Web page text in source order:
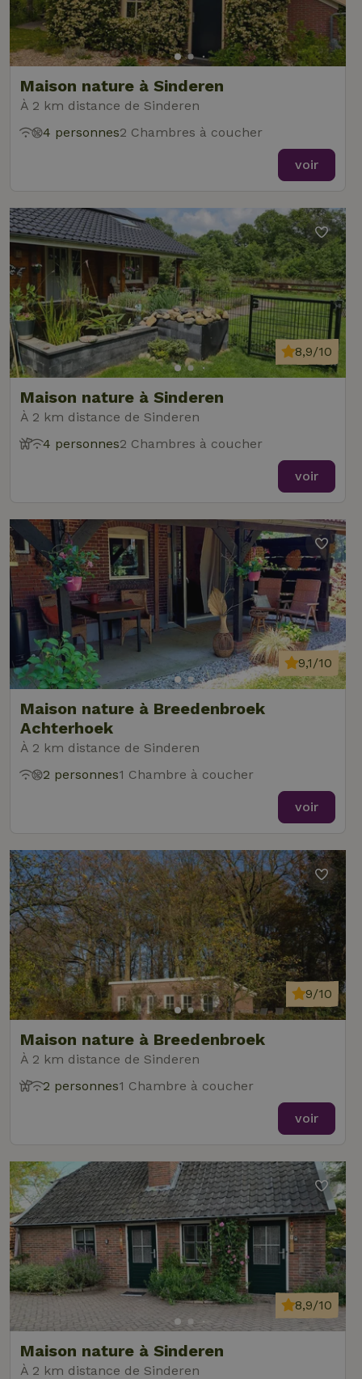
Maison nature à Sinderen
À 2 km distance de Sinderen
4 personnes2 Chambres à coucher
voir
Maison nature à Sinderen
À 2 km distance de Sinderen
8,9/10
4 personnes2 Chambres à coucher
voir
Maison nature à Breedenbroek
Achterhoek
À 2 km distance de Sinderen
9,1/10
2 personnes1 Chambre à coucher
voir
Maison nature à Breedenbroek
À 2 km distance de Sinderen
9/10
2 personnes1 Chambre à coucher
voir
Maison nature à Sinderen
À 2 km distance de Sinderen
8,9/10